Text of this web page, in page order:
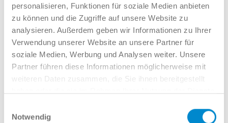
personalisieren, Funktionen für soziale Medien anbieten
zu können und die Zugriffe auf unsere Website zu
analysieren. Außerdem geben wir Informationen zu Ihrer
Verwendung unserer Website an unsere Partner für
soziale Medien, Werbung und Analysen weiter. Unsere
Partner führen diese Informationen möglicherweise mit
weiteren Daten zusammen, die Sie ihnen bereitgestellt
NotwendigUPE: € 45.125